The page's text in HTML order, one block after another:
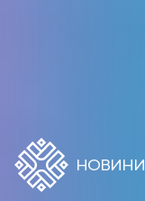
НОВИНИ